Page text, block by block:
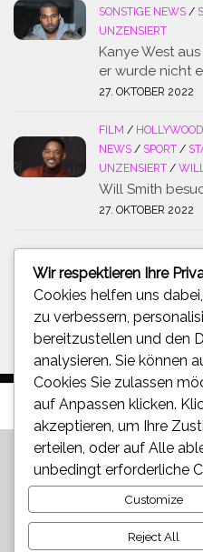
SONSTIGE NEWS /
UNZENSIERT
Kanye West
er wurde nicht
27. OKTOBER 2022
FILM /
NEWS / SPORT /
UNZENSIERT /
Will Smith
27. OKTOBER 2022
SUCHE
Suchen
nach:
Star und Promi News -
Wir respektieren Ihre
Cookies helfen uns
zu verbessern,
bereitzustellen und den
analysieren. Sie können
Cookies Sie zulassen
auf Anpassen klicken.
akzeptieren , um Ihre
erteilen, oder auf Alle
unbedingt erforderliche
Customize
Reject All